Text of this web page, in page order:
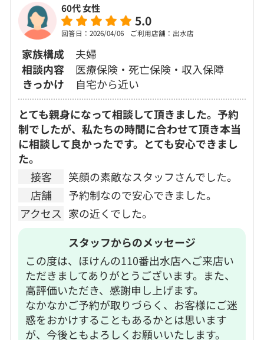
60代 女性
5.0
回答日：2026/04/06 ご利用店舗：出水店
家族構成
夫婦
相談内容
医療保険・死亡保険・収入保障
きっかけ
自宅から近い
とても親身になって相談して頂きました。予約
制でしたが、私たちの時間に合わせて頂き本当
に相談して良かったです。とても安心できまし
た。
接客
笑顔の素敵なスタッフさんでした。
店舗
予約制なので安心できました。
アクセス 家の近くでした。
スタッフからのメッセージ
この度は、ほけんの110番出水店へご来店い
ただきましてありがとうございます。また、
高評価いただき、感謝申し上げます。
なかなかご予約が取りづらく、お客様にご迷
惑をおかけすることもあるかとは思います
が、今後ともよろしくお願いいたします。